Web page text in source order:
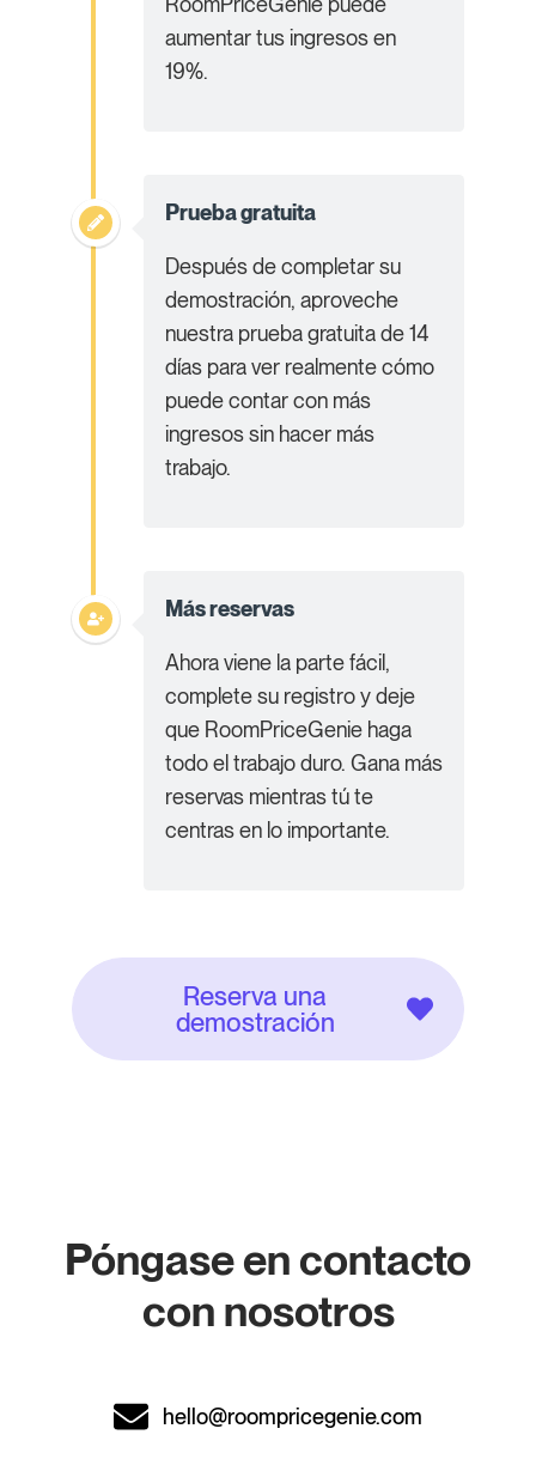
aumentar tus ingresos en
19%.
Prueba gratuita
Después de completar su
demostración, aproveche
nuestra prueba gratuita de 14
días para ver realmente cómo
puede contar con más
ingresos sin hacer más
trabajo.
Más reservas
Ahora viene la parte fácil,
complete su registro y deje
que RoomPriceGenie haga
todo el trabajo duro. Gana más
reservas mientras tú te
centras en lo importante.
Reserva una
demostración
Póngase en contacto
con nosotros
hello@roompricegenie.com